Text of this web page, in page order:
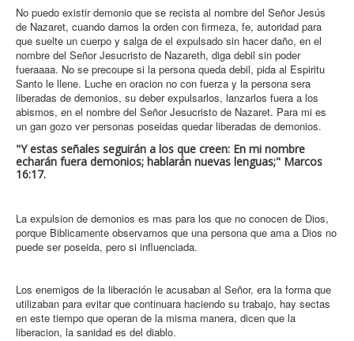
No puedo existir demonio que se recista al nombre del Señor Jesús
de Nazaret, cuando damos la orden con firmeza, fe, autoridad para
que suelte un cuerpo y salga de el expulsado sin hacer daño, en el
nombre del Señor Jesucristo de Nazareth, diga debil sin poder
fueraaaa. No se precoupe si la persona queda debil, pida al Espiritu
Santo le llene. Luche en oracion no con fuerza y la persona sera
liberadas de demonios, su deber expulsarlos, lanzarlos fuera a los
abismos, en el nombre del Señor Jesucristo de Nazaret. Para mi es
un gan gozo ver personas poseidas quedar liberadas de demonios.
"Y estas señales seguirán a los que creen: En mi nombre
echarán fuera demonios; hablarán nuevas lenguas;" Marcos
16:17.
La expulsion de demonios es mas para los que no conocen de Dios,
porque Biblicamente observamos que una persona que ama a Dios no
puede ser poseida, pero si influenciada.
Los enemigos de la liberación le acusaban al Señor, era la forma que
utilizaban para evitar que continuara haciendo su trabajo, hay sectas
en este tiempo que operan de la misma manera, dicen que la
liberacion, la sanidad es del diablo.